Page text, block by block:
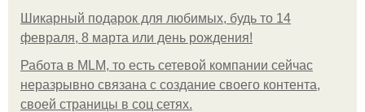
Шикарный подарок для любимых, будь то 14
февраля, 8 марта или день рождения!
Работа в MLM, то есть сетевой компании сейчас
неразрывно связана с создание своего контента,
своей страницы в соц сетях.